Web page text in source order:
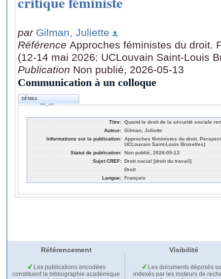
par Gilman, Juliette
Référence Approches féministes du droit.
(12-14 mai 2026: UCLouvain Saint-Louis
Publication Non publié, 2026-05-13
Communication à un colloque
DÉTAILS
Titre: Quand le droit de la sécurité sociale
Auteur: Gilman, Juliette
Informations sur la publication: Approches féministes du droit.
UCLouvain Saint-Louis Bruxelles)
Statut de publication: Non publié, 2026-05-13
Sujet CREF: Droit social [droit du travail]
Droit
Langue: Français
Référencement Visibilité
Les publications encodées
constituent la bibliographie académique
Les documents déposés
indexés par les moteurs de